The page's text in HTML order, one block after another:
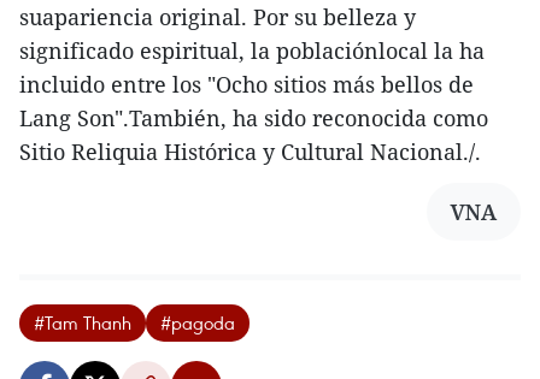
suapariencia original. Por su belleza y
significado espiritual, la poblaciónlocal la ha
incluido entre los "Ocho sitios más bellos de
Lang Son".También, ha sido reconocida como
Sitio Reliquia Histórica y Cultural Nacional./.
VNA
#Tam Thanh #pagoda